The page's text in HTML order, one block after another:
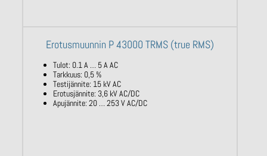
Erotusmuunnin P 43000 TRMS (true RMS)
Tulot: 0.1 A … 5 A AC
Tarkkuus: 0,5 %
Testijännite: 15 kV AC
Erotusjännite: 3,6 kV AC/DC
Apujännite: 20 … 253 V AC/DC